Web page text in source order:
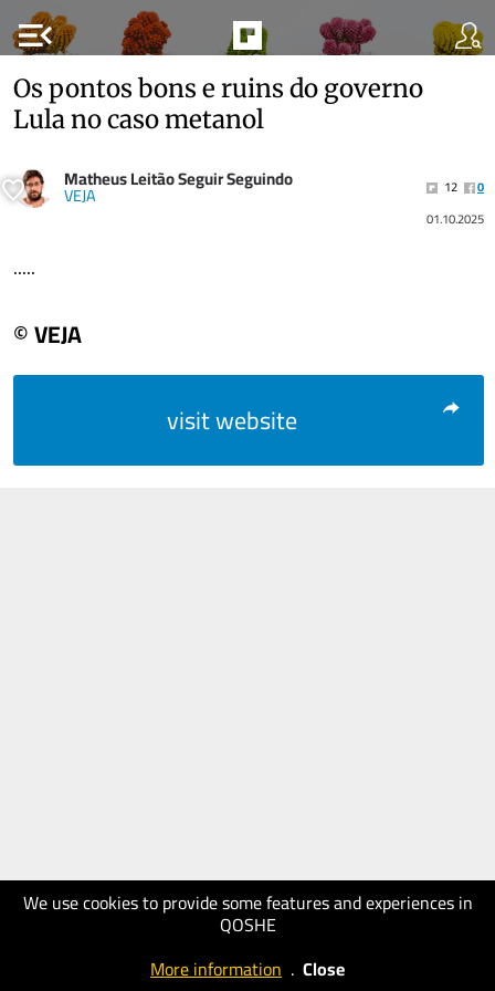
menu_open
We use cookies to provide some features and experiences in
QOSHE
More information . Close
Os pontos bons e ruins do governo
Lula no caso metanol
Matheus Leitão Seguir Seguindo
VEJA 12
0
01.10.2025
.....
© VEJA
visit website